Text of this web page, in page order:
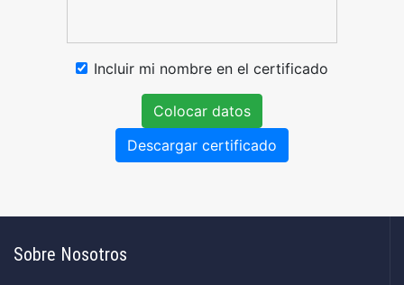
Incluir mi nombre en el certificado
Colocar datos
Descargar certificado
Sobre Nosotros